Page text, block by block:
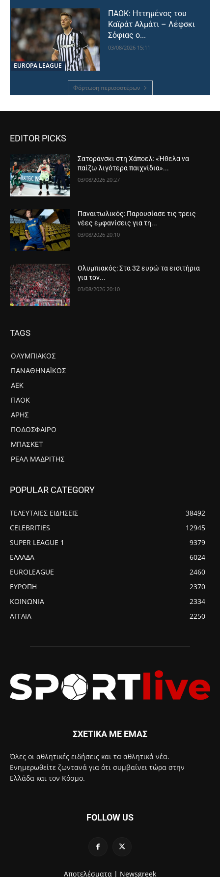
EUROPA LEAGUE
ΠΑΟΚ: Ηττημένος του
Καϊράτ Αλμάτι – Λέφσκι
Σόφιας ο...
03/08/2026 15:11
Φόρτωση περισσοτέρων
EDITOR PICKS
Σατοράνσκι στη Χάποελ: «Ήθελα να
παίζω λιγότερα παιχνίδια»...
03/08/2026 20:27
Παναιτωλικός: Παρουσίασε τις τρεις
νέες εμφανίσεις για τη...
03/08/2026 20:10
Ολυμπιακός: Στα 32 ευρώ τα εισιτήρια
για τον...
03/08/2026 20:10
TAGS
ΟΛΥΜΠΙΑΚΌΣ
ΠΑΝΑΘΗΝΑΪΚΌΣ
ΑΕΚ
ΠΑΟΚ
ΆΡΗΣ
ΠΟΔΌΣΦΑΙΡΟ
ΜΠΆΣΚΕΤ
ΡΕΆΛ ΜΑΔΡΊΤΗΣ
POPULAR CATEGORY
ΤΕΛΕΥΤΑΙΕΣ ΕΙΔΗΣΕΙΣ
38492
CELEBRITIES
12945
SUPER LEAGUE 1
9379
ΕΛΛΑΔΑ
6024
EUROLEAGUE
2460
ΕΥΡΩΠΗ
2370
ΚΟΙΝΩΝΙΑ
2334
ΑΓΓΛΙΑ
2250
ΣΧΕΤΙΚΑ ΜΕ ΕΜΑΣ
Όλες οι αθλητικές ειδήσεις και τα αθλητικά νέα.
Ενημερωθείτε ζωντανά για ότι συμβαίνει τώρα στην
Ελλάδα και τον Κόσμο.
FOLLOW US
Αποτελέσματα | Newsgreek